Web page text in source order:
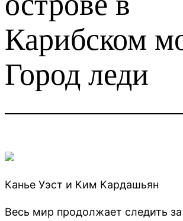
Карибском
Город леди
Канье Уэст и Ким Кардашьян
Весь мир продолжает следить